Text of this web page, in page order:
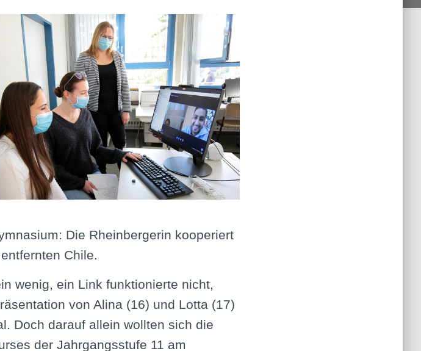
Die Rheinbergerin kooperiert
Chile.
wenig, ein Link funktionierte nicht,
von Alina (16) und Lotta (17)
Doch darauf allein wollten sich die
der Jahrgangsstufe 11 am